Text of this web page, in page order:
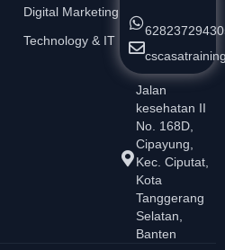
Digital Marketing
Technology & IT
Jalan
kesehatan II
No. 168D,
Cipayung,
Kec. Ciputat,
Kota
Tanggerang
Selatan,
Banten